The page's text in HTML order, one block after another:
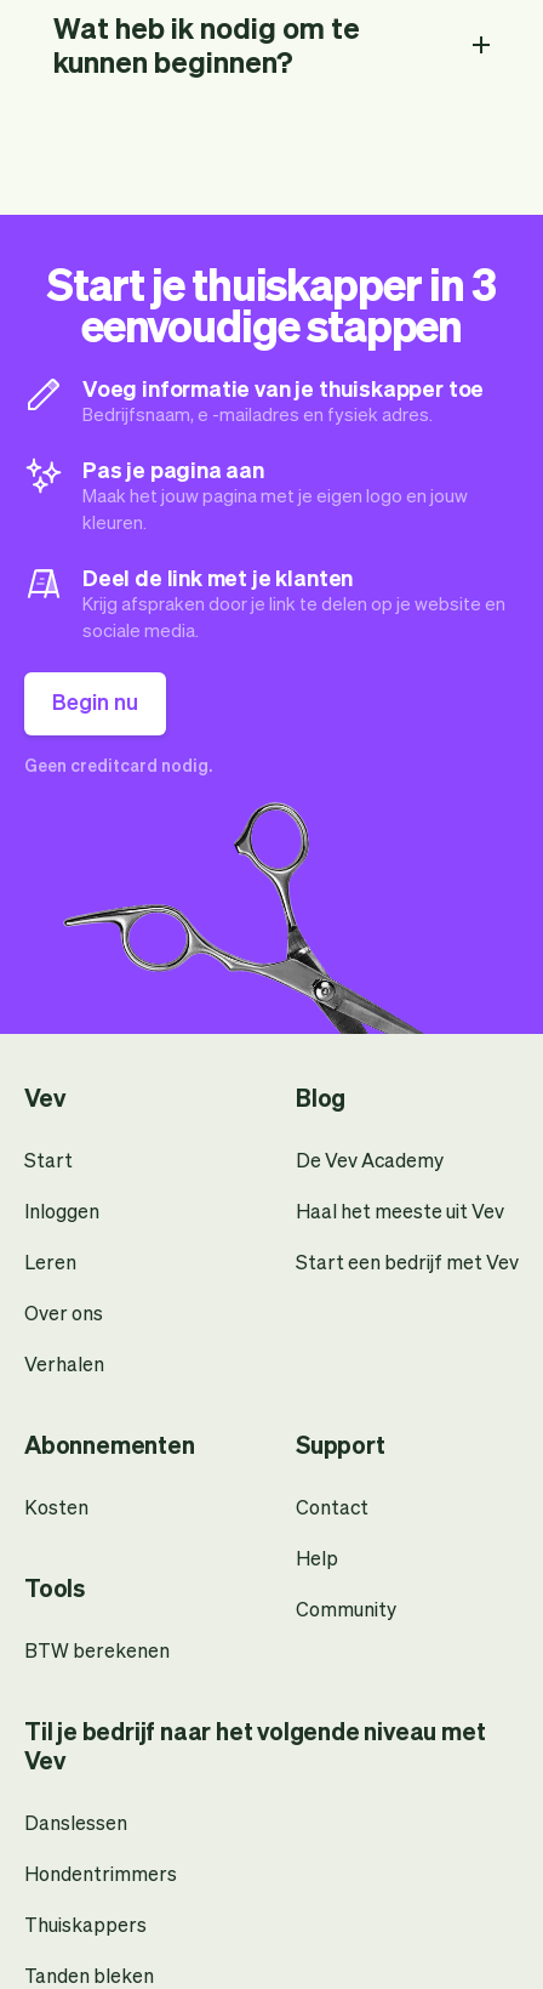
Wat heb ik nodig om te
kunnen beginnen?
Start je thuiskapper in 3
eenvoudige stappen
Voeg informatie van je thuiskapper toe
Bedrijfsnaam, e -mailadres en fysiek adres.
Pas je pagina aan
Maak het jouw pagina met je eigen logo en jouw
kleuren.
Deel de link met je klanten
Krijg afspraken door je link te delen op je website en
sociale media.
Begin nu
Geen creditcard nodig.
Vev
Start
Inloggen
Leren
Over ons
Verhalen
Blog
De Vev Academy
Haal het meeste uit Vev
Start een bedrijf met Vev
Abonnementen
Kosten
Tools
BTW berekenen
Support
Contact
Help
Community
Til je bedrijf naar het volgende niveau met
Vev
Danslessen
Hondentrimmers
Thuiskappers
Tanden bleken